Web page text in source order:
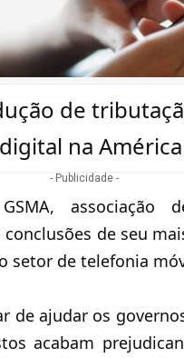
de
na
- Publicidade -
associação
de seu
setor de telefonia
de ajudar os
acabam